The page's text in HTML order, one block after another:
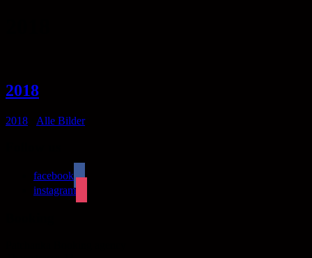
2018
2018 Alle Bilder
facebook
instagram